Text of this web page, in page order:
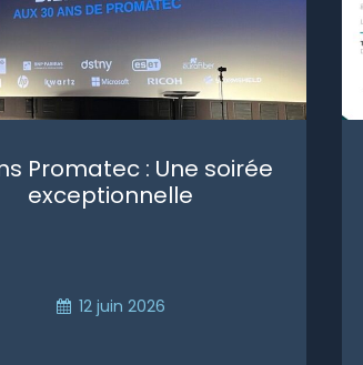
Promatec : Une soirée
exceptionnelle
12 juin 2026